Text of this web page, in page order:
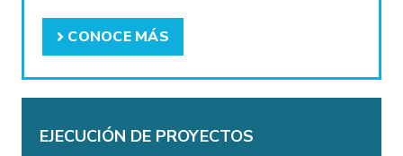
CONOCE MÁS
EJECUCIÓN DE PROYECTOS